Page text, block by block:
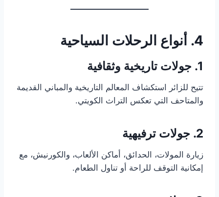
4. أنواع الرحلات السياحية
1. جولات تاريخية وثقافية
تتيح للزائر استكشاف المعالم التاريخية والمباني القديمة
والمتاحف التي تعكس التراث الكويتي.
2. جولات ترفيهية
زيارة المولات، الحدائق، أماكن الألعاب، والكورنيش، مع
إمكانية التوقف للراحة أو تناول الطعام.